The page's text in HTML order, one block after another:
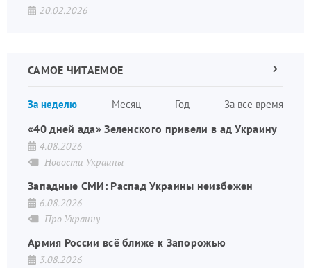
20.02.2026
САМОЕ ЧИТАЕМОЕ
За неделю Месяц Год За все время
Следующая
«40 дней ада» Зеленского привели в ад Украину
4.08.2026
Новости Украины
Западные СМИ: Распад Украины неизбежен
6.08.2026
Про Украину
Армия России всё ближе к Запорожью
3.08.2026